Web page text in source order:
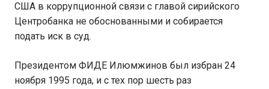
США в коррупционной связи с главой сирийского
Центробанка не обоснованными и собирается
подать иск в суд.
Президентом ФИДЕ Илюмжинов был избран 24
ноября 1995 года, и с тех пор шесть раз